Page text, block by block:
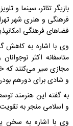
بازیگر تئاتر، سینما و
فرهنگی و هنری شهر
فضاهای فرهنگی
وی با اشاره به کاهش
متاسفانه اکثر
مجازی سیر می‌کنند که
و شادی برای دورهم
به گفته این هنرمند
و اسلامی منجر به
وی با اشاره به سخن